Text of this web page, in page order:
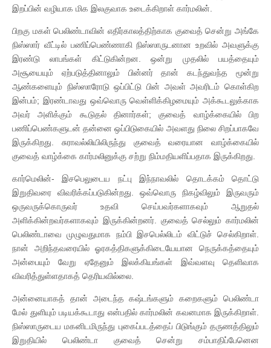
இறப்பின் வழியாக மிக இலகுவாக உடைக்கிறாள் கார்மலின்.
பிறகு மகள் பெலிண்டாவின் எதிர்காலத்திற்காக குவைத் சென்று அங்கே
நிஸ்ஸார் வீட்டில் பணிப்பெண்ணாகி நிஸ்ஸாருடனான உறவில் அவளுக்கு
இரண்டு லாபங்கள் கிட்டுகின்றன. ஒன்று முதலில் பயத்தையும்
அசூயையும் ஏற்படுத்தினாலும் பின்னர் தான் கடந்துவந்த மூன்று
ஆண்களையும் நிஸ்ஸாரோடு ஒப்பிட்டு பின் அவள் அவரிடம் கொள்கிற
இன்பம்; இரண்டாவது ஒவ்வொரு வெள்ளிக்கிழமையும் அக்கூடலுக்காக
அவர் அளிக்கும் கூடுதல் தினார்கள்; குவைத் வாழ்க்கையில் பிற
பணிப்பெண்களுடன் தன்னை ஒப்பிடுகையில் அவளது நிலை சிறப்பாகவே
இருக்கிறது. சுராவல்லியிலிருந்து குவைத் வரையான வாழ்க்கையில்
குவைத் வாழ்க்கை கார்மலினுக்கு சற்று நிம்மதியளிப்பதாக இருக்கிறது.
கார்மெலின்- இசபெலுடைய நட்பு இந்நாவலில் தொடக்கம் தொட்டு
இறுதிவரை விவரிக்கப்படுகின்றது. ஒவ்வொரு நிகழ்விலும் இருவரும்
ஒருவருக்கொருவர் உதவி செய்பவர்களாகவும் ஆறுதல்
அளிக்கின்றவர்களாகவும் இருக்கின்றனர். குவைத் செல்லும் கார்மலின்
பெலிண்டாவை முழுவதுமாக நம்பி இசபெல்லிடம் விட்டுச் செல்கிறாள்.
நான் அறிந்தவரையில் ஓரகத்திகளுக்கிடையேயான நெருக்கத்தையும்
அன்பையும் வேறு ஏதேனும் இலக்கியங்கள் இவ்வளவு தெளிவாக
விவரித்துள்ளதாகத் தெரியவில்லை.
அன்னையாகத் தான் அடைந்த கஷ்டங்களும் கறைகளும் பெலிண்டா
மேல் துளியும் படியக்கூடாது என்பதில் கார்மலின் கவனமாக இருக்கிறாள்.
நிஸ்ஸாருடைய மகனிடமிருந்து புகைப்படத்தைப் பிடுங்கும் தருணத்திலும்
இறுதியில் பெலிண்டா குவைத் சென்று சம்பாதிப்பேனென